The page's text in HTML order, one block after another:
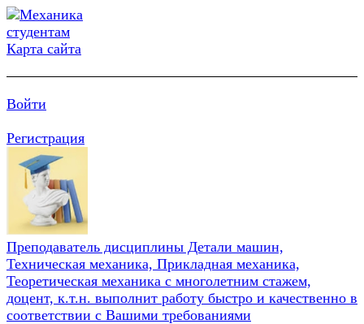
Карта сайта
Войти
Регистрация
Преподаватель дисциплины Детали машин,
Техническая механика, Прикладная механика,
Теоретическая механика с многолетним стажем,
доцент, к.т.н. выполнит работу быстро и качественно в
соответствии с Вашими требованиями